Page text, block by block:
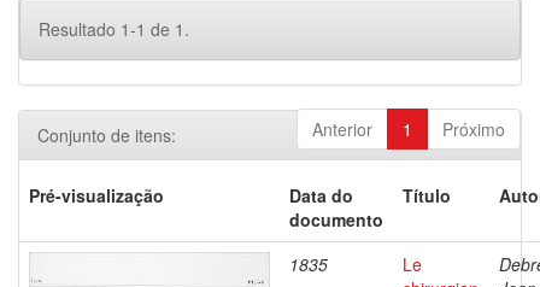
Resultado 1-1 de 1.
Anterior 1 Próximo
Conjunto de itens:
Pré-visualização
Data do
documento
Título
1835
Le